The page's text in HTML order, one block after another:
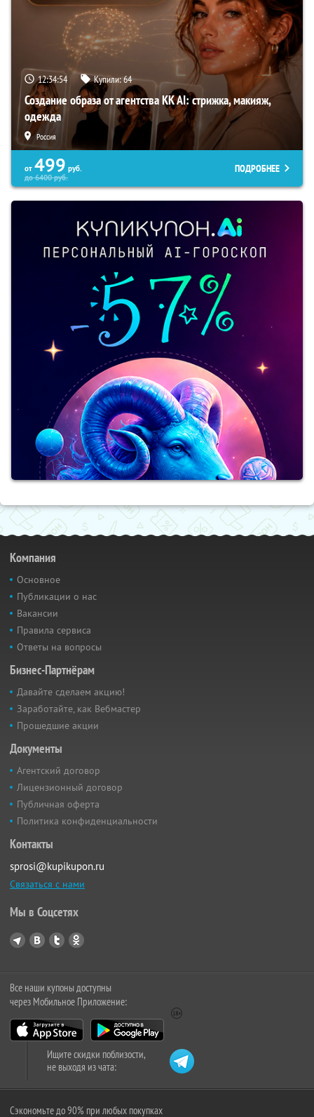
12:34:53 Купили:64
Создание образа от агентства KK AI: стрижка, макияж,
одежда
Россия
от 499 руб.
до6400руб.
ПОДРОБНЕЕ
Компания
Основное
Публикации о нас
Вакансии
Правила сервиса
Ответы на вопросы
Бизнес-Партнёрам
Давайте сделаем акцию!
Заработайте, как Вебмастер
Прошедшие акции
Документы
Агентский договор
Лицензионный договор
Публичная оферта
Политика конфиденциальности
Контакты
sprosi@kupikupon.ru
Связаться с нами
Мы в Соцсетях
Все наши купоны доступны
через Мобильное Приложение:
Ищите скидки поблизости,
не выходя из чата:
Сэкономьте до 90% при любых покупках